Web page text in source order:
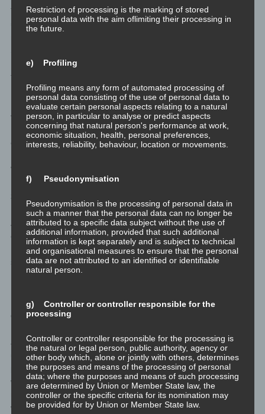
Tatsächlich ist die Familie das nicht, manches davon wird völlig
unbewusst im Schatten landen. Das Ego wird sich einerseits
Freiheitsentzug zu rächen. Missbrauch und Übergriffe können
folgen.
Persona ist also die Rolle, die vom Ego gespielt wird, um sozial
verträglich zu sein. Aber es ist nur eine Rolle, die einerseits eine
Form der Täuschung ist und andererseits im Schattenverhalten
oft nach einer Kompensation schreit.
Welche Archetypen sieht Carl Gustav Jung noch im Modell der
Psyche? Anima für Männer und Animus für Frauen gehört noch
Anima ist das Idealbild einer Frau, das sich an der Mutter
orientiert schon sehr früh im Mann bildet, während Animus das
Idealbild eines Mannes ist, das sich am Vater orientiert schon
sehr früh in der Frau bildet.
Mutter ähnelt, während Frauen sich einen Typus Mann suchen,
der dem Vater ähnelt.
Je unreflektierter jemand bezüglich seiner Eltern ist, und je
ungesünder die Eltern-Kind-Beziehung war, um so
problematischer ist das Ganze. Aber wer nicht reflektiert ist, der
wird lieber wegschauen, aktiv verdrängen, und immer mehr und
mehr in den Schatten packen. Und ungesünder und ungesünder
werden.
Restriction of processing is the marking of stored
personal data with the aim oflimiting their processing in
the future.
e) Profiling
Profiling means any form of automated processing of
personal data consisting of the use of personal data to
evaluate certain personal aspects relating to a natural
person, in particular to analyse or predict aspects
concerning that natural person's performance at work,
economic situation, health, personal preferences,
interests, reliability, behaviour, location or movements.
f) Pseudonymisation
Pseudonymisation is the processing of personal data in
such a manner that the personal data can no longer be
attributed to a specific data subject without the use of
additional information, provided that such additional
information is kept separately and is subject to technical
and organisational measures to ensure that the personal
data are not attributed to an identified or identifiable
natural person.
g) Controller or controller responsible for the
processing
Controller or controller responsible for the processing is
the natural or legal person, public authority, agency or
other body which, alone or jointly with others, determines
the purposes and means of the processing of personal
data; where the purposes and means of such processing
are determined by Union or Member State law, the
controller or the specific criteria for its nomination may
be provided for by Union or Member State law.